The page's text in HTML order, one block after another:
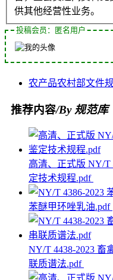
供其他经营性业务。
投稿会员：匿名用户
农产品农村部文件
推荐内容/By 规范库
高清、正式版 NY/T
定技术规程.pdf
苯醚甲环唑乳油.pdf
NY/T 4438-2023 畜
联质谱法.pdf